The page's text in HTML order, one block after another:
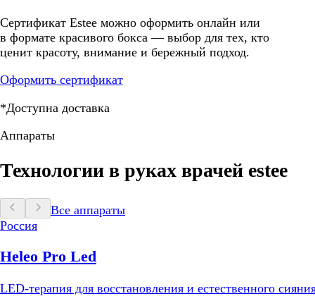
Сертификат Estee можно оформить онлайн или
в формате красивого бокса — выбор для тех, кто
ценит красоту, внимание и бережный подход.
Оформить сертификат
*Доступна доставка
Аппараты
Технологии в руках врачей estee
Все аппараты
Россия
Heleo Pro Led
LED-терапия для восстановления и естественного